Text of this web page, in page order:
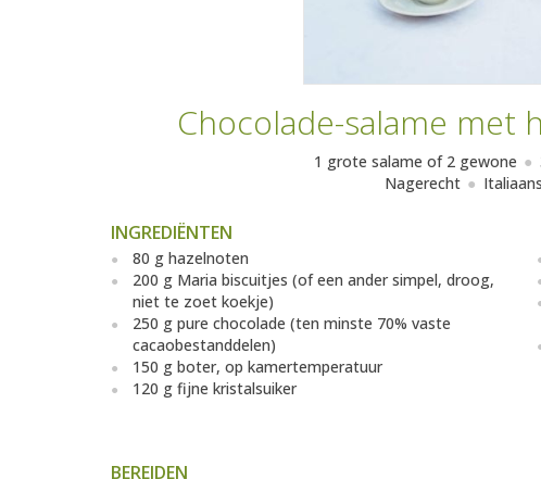
Chocolade-salame met
1 grote salame of 2 gewone
Nagerecht
Italiaans
INGREDIËNTEN
80 g hazelnoten
200 g Maria biscuitjes (of een ander simpel, droog,
niet te zoet koekje)
250 g pure chocolade (ten minste 70% vaste
cacaobestanddelen)
150 g boter, op kamertemperatuur
120 g fijne kristalsuiker
BEREIDEN